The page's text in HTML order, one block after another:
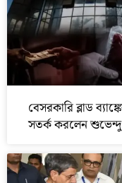
বেসরকারি ব্লাড
সতর্ক করলেন শুভেন্দু